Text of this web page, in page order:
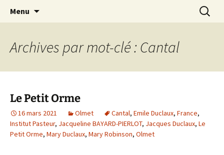
Le Petit Orme
Menu
Archives par mot-clé : Cantal
Le Petit Orme
16 mars 2021 Olmet Cantal, Emile Duclaux, France,
Institut Pasteur, Jacqueline BAYARD-PIERLOT, Jacques Duclaux, Le
Petit Orme, Mary Duclaux, Mary Robinson, Olmet